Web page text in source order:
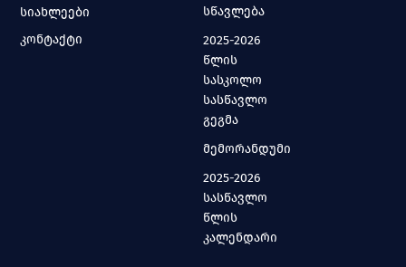
სიახლეები
კონტაქტი
სწავლება
2025-2026
წლის
სასკოლო
სასწავლო
გეგმა
მემორანდუმი
2025-2026
სასწავლო
წლის
კალენდარი